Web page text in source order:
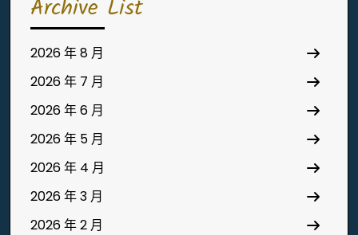
Archive List
2026 年 8 月
2026 年 7 月
2026 年 6 月
2026 年 5 月
2026 年 4 月
2026 年 3 月
2026 年 2 月